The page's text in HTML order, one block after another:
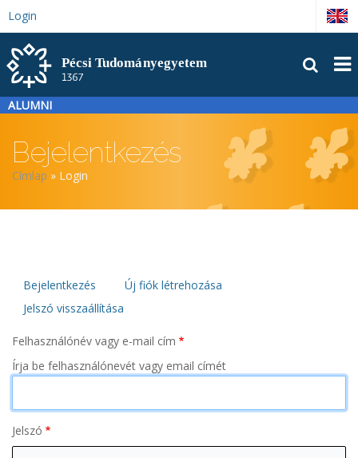
Ugrás
tartalomra
Login English
ALUMNI
Bejelentkezés
Morzsa
Címlap Login
Elsődleges
fülek
Bejelentkezés
Új fiók létrehozása
Jelszó visszaállítása
Felhasználónév vagy e-mail cím
Írja be felhasználónevét vagy email címét
Jelszó